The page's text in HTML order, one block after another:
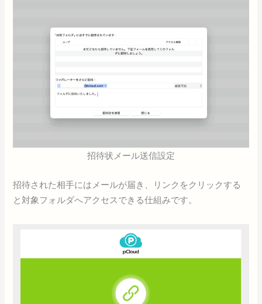
招待状メール送信設定
招待された相手にはメールが届き、リンクをクリックする
と対象フォルダへアクセスできる仕組みです。